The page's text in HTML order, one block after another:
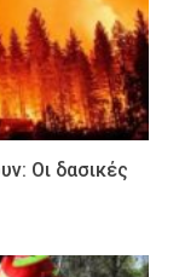
Οι δασικές